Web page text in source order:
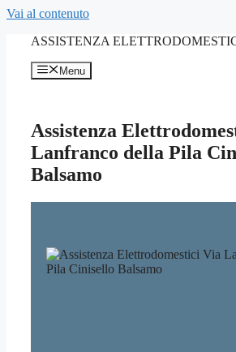
Vai al contenuto
ASSISTENZA
Menu
Assistenza
Lanfranco della Pila
Balsamo